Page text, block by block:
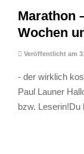
Marathon
Wochen
Veröffentlicht am
- der wirklich
Paul Launer
bzw.